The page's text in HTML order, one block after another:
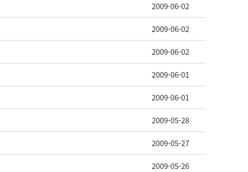
2009-06-02
2009-06-02
2009-06-02
2009-06-01
2009-06-01
2009-05-28
2009-05-27
2009-05-26